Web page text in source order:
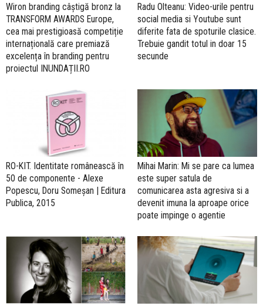
Wiron branding câștigă bronz la
TRANSFORM AWARDS Europe,
cea mai prestigioasă competiție
internațională care premiază
excelența în branding pentru
proiectul INUNDAȚII.RO
Radu Olteanu: Video-urile pentru
social media si Youtube sunt
diferite fata de spoturile clasice.
Trebuie gandit totul in doar 15
secunde
RO-KIT. Identitate românească în
50 de componente - Alexe
Popescu, Doru Someșan | Editura
Publica, 2015
Mihai Marin: Mi se pare ca lumea
este super satula de
comunicarea asta agresiva si a
devenit imuna la aproape orice
poate impinge o agentie